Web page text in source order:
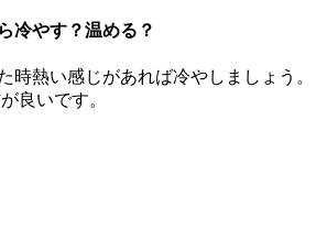
冷やす？温める？
時熱い感じがあれば冷やしましょう。
良いです。